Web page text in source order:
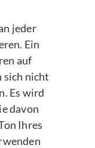
jeder
Ein
auf
sich nicht
Es wird
davon
Ihres